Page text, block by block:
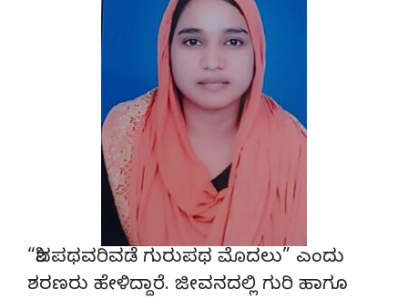
“ಶಿವಪಥವರಿವಡೆ ಗುರುಪಥ ಮೊದಲು” ಎಂದು
ಶರಣರು ಹೇಳಿದ್ದಾರೆ. ಜೀವನದಲ್ಲಿ ಗುರಿ ಹಾಗೂ